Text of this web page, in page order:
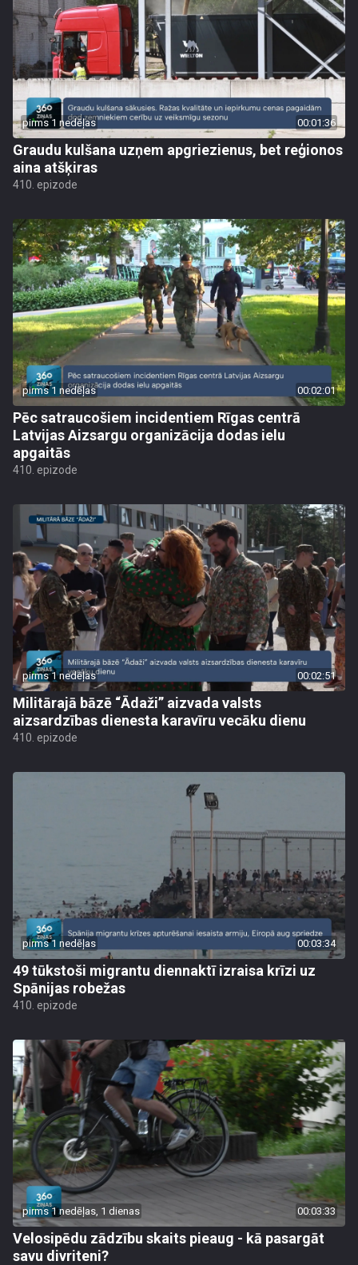
pirms 1 nedēļas 00:01:36
Graudu kulšana uzņem apgriezienus, bet reģionos
aina atšķiras
410. epizode
pirms 1 nedēļas 00:02:01
Pēc satraucošiem incidentiem Rīgas centrā
Latvijas Aizsargu organizācija dodas ielu
apgaitās
410. epizode
pirms 1 nedēļas 00:02:51
Militārajā bāzē “Ādaži” aizvada valsts
aizsardzības dienesta karavīru vecāku dienu
410. epizode
pirms 1 nedēļas 00:03:34
49 tūkstoši migrantu diennaktī izraisa krīzi uz
Spānijas robežas
410. epizode
pirms 1 nedēļas, 1 dienas 00:03:33
Velosipēdu zādzību skaits pieaug - kā pasargāt
savu divriteni?